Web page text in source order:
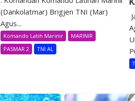
(Dankolatmar) Brigjen TNI (Mar)
Agus...
Komando Latih Marinir
MARINIR
PASMAR 2
TNI AL